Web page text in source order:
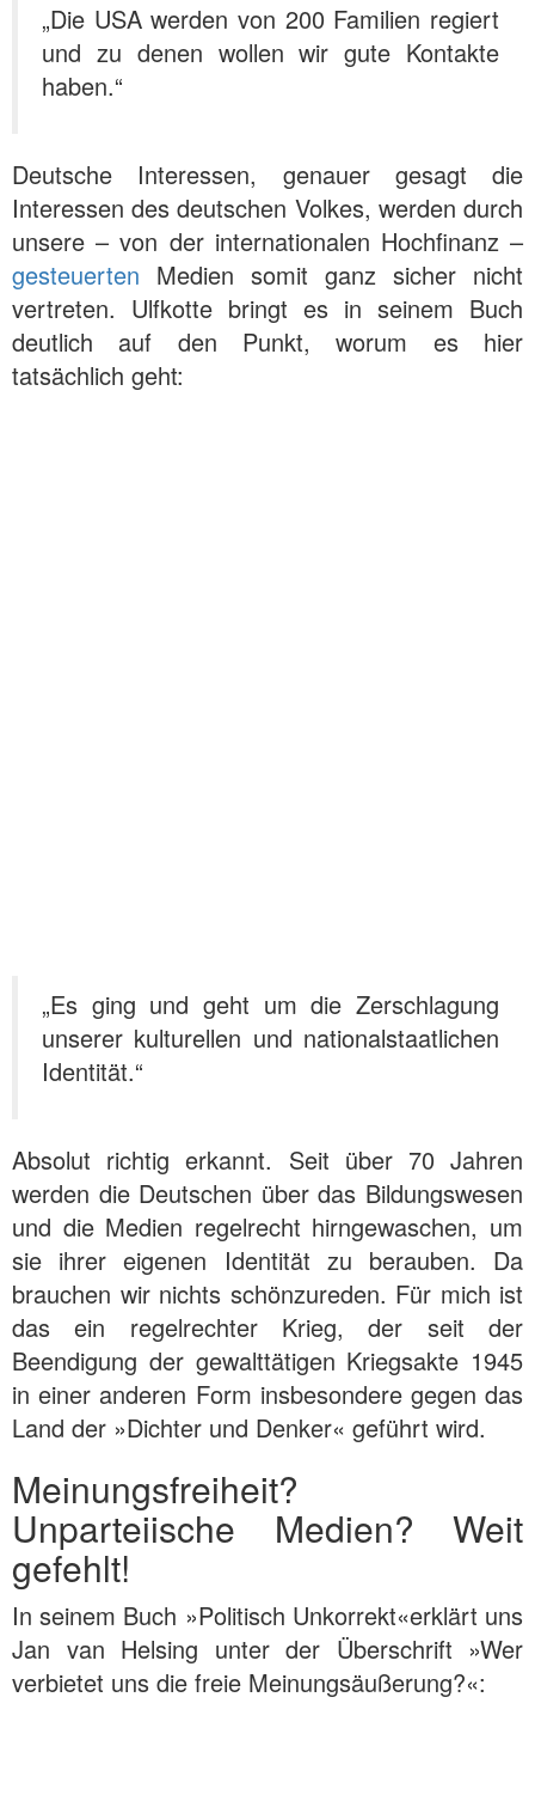
„Die USA werden von 200 Familien regiert
und zu denen wollen wir gute Kontakte
haben.“
Deutsche Interessen, genauer gesagt die
Interessen des deutschen Volkes, werden durch
unsere – von der internationalen Hochfinanz –
gesteuerten Medien somit ganz sicher nicht
vertreten. Ulfkotte bringt es in seinem Buch
deutlich auf den Punkt, worum es hier
tatsächlich geht:
„Es ging und geht um die Zerschlagung
unserer kulturellen und nationalstaatlichen
Identität.“
Absolut richtig erkannt. Seit über 70 Jahren
werden die Deutschen über das Bildungswesen
und die Medien regelrecht hirngewaschen, um
sie ihrer eigenen Identität zu berauben. Da
brauchen wir nichts schönzureden. Für mich ist
das ein regelrechter Krieg, der seit der
Beendigung der gewalttätigen Kriegsakte 1945
in einer anderen Form insbesondere gegen das
Land der »Dichter und Denker« geführt wird.
Meinungsfreiheit?
Unparteiische Medien? Weit
gefehlt!
In seinem Buch »Politisch Unkorrekt«erklärt uns
Jan van Helsing unter der Überschrift »Wer
verbietet uns die freie Meinungsäußerung?«: